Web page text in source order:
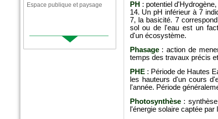
Espace publique et paysage
PH : potentiel
14. Un pH inférieur à 7
7, la basicité. 7
sol ou de l'eau est un
d'un écosystème.
Phasage: action de
temps des travaux précis
PHE: Période de Hautes
les hauteurs d'un cours
l'année. Période
Photosynthèse: synthèse
l'énergie solaire captée